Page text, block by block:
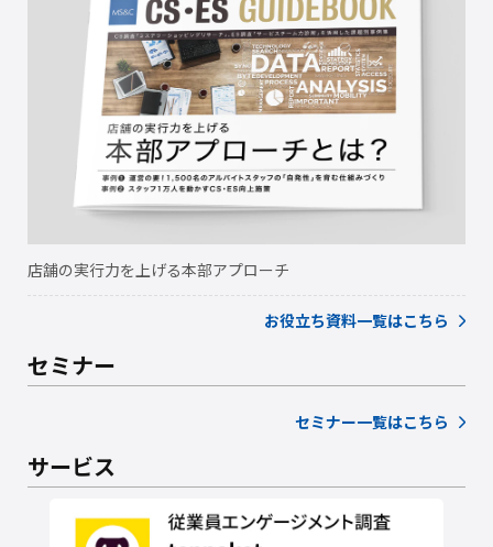
店舗の実行力を上げる本部アプローチ
お役立ち資料一覧はこちら
セミナー
セミナー一覧はこちら
サービス